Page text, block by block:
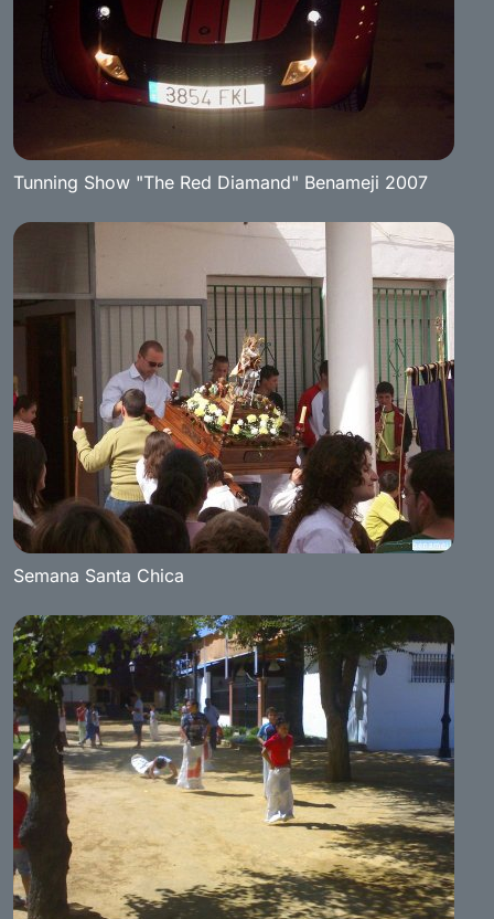
Tunning Show "The Red Diamand" Benameji 2007
Semana Santa Chica